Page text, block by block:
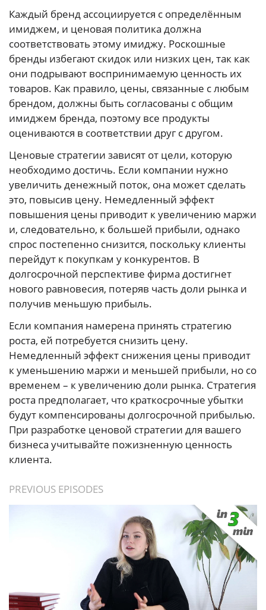
Каждый бренд ассоциируется с определённым
имиджем, и ценовая политика должна
соответствовать этому имиджу. Роскошные
бренды избегают скидок или низких цен, так как
они подрывают воспринимаемую ценность их
товаров. Как правило, цены, связанные с любым
брендом, должны быть согласованы с общим
имиджем бренда, поэтому все продукты
оцениваются в соответствии друг с другом.
Ценовые стратегии зависят от цели, которую
необходимо достичь. Если компании нужно
увеличить денежный поток, она может сделать
это, повысив цену. Немедленный эффект
повышения цены приводит к увеличению маржи
и, следовательно, к большей прибыли, однако
спрос постепенно снизится, поскольку клиенты
перейдут к покупкам у конкурентов. В
долгосрочной перспективе фирма достигнет
нового равновесия, потеряв часть доли рынка и
получив меньшую прибыль.
Если компания намерена принять стратегию
роста, ей потребуется снизить цену.
Немедленный эффект снижения цены приводит
к уменьшению маржи и меньшей прибыли, но со
временем – к увеличению доли рынка. Стратегия
роста предполагает, что краткосрочные убытки
будут компенсированы долгосрочной прибылью.
При разработке ценовой стратегии для вашего
бизнеса учитывайте пожизненную ценность
клиента.
PREVIOUS EPISODES